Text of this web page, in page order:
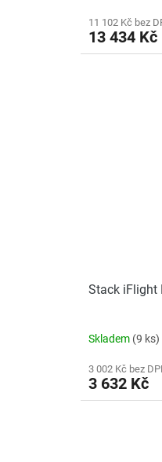
11 102 Kč bez
13 434 Kč
Stack iFlight
Skladem (9 ks)
3 002 Kč bez
3 632 Kč